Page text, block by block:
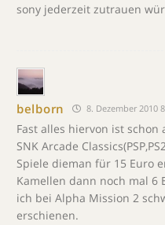
sony jederzeit zutrauen
belborn 8. Dezember 2010
Fast alles hiervon ist
SNK Arcade
Spiele dieman für 15 Euro
Kamellen dann noch mal 6
ich bei Alpha Mission 2
erschienen.